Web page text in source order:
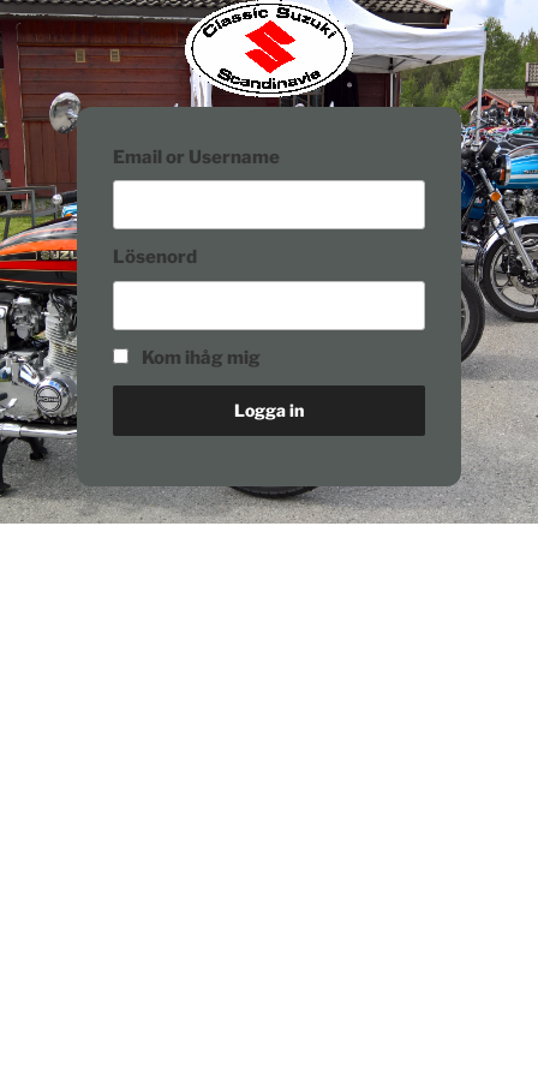
Email or Username
Lösenord
Kom ihåg mig